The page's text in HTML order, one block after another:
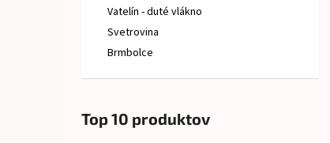
Vatelín - duté vlákno
Svetrovina
Brmbolce
Top 10 produktov